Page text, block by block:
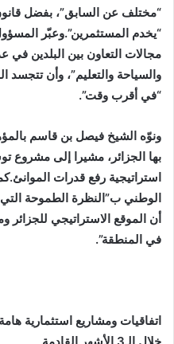
“مختلف عن السابق”، بفضل
“يخدم المستثمرين”.وعبّر
مجالات التعاون بين البلدين في
والسياحة والتعليم”، وأن
“في أقرب وقت”.
ونوّه الشيخ فيصل بن قاسم
بها الجزائر، مشيرا إلى مشروع
استراتيجية رفع قدرات
الوطني ب”النظرة الطموحة
أن الموقع الاستراتيجي للجزائر
في المنطقة”.
اتفاقيات ومشاريع استثمارية